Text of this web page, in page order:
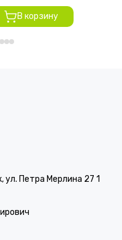
В корзину
ул. Петра Мерлина 27 1